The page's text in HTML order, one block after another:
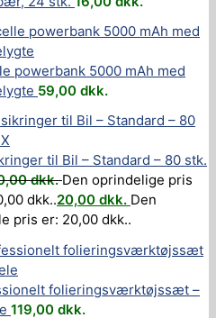
powerbank 5000 mAh med
59,00 dkk.
til Bil – Standard – 80 stk.
dkk.Den oprindelige pris
dkk..20,00 dkk. Den
pris er: 20,00 dkk..
folieringsværktøjssæt –
119,00 dkk.